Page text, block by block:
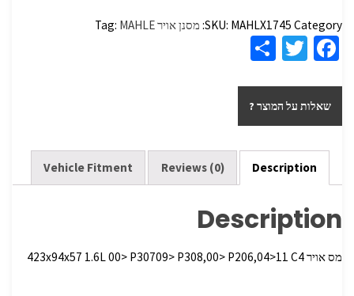
SKU: MAHLX1745 Category: מסנן אויר Tag: MAHLE
Fa
b
o
o
k
T
tt
er
ar
e
שאלות על המוצר ?
Description
Reviews (0)
Vehicle Fitment
Description
מס אויר 423x94x57 1.6L 00> P30709> P308,00> P206,04>11 C4